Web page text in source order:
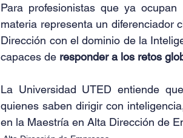
Para profesionistas que ya
materia representa un diferenciador
Dirección con el dominio de la
capaces de responder a los retos
La Universidad UTED entiende
quienes saben dirigir con
en la Maestría en Alta Dirección de